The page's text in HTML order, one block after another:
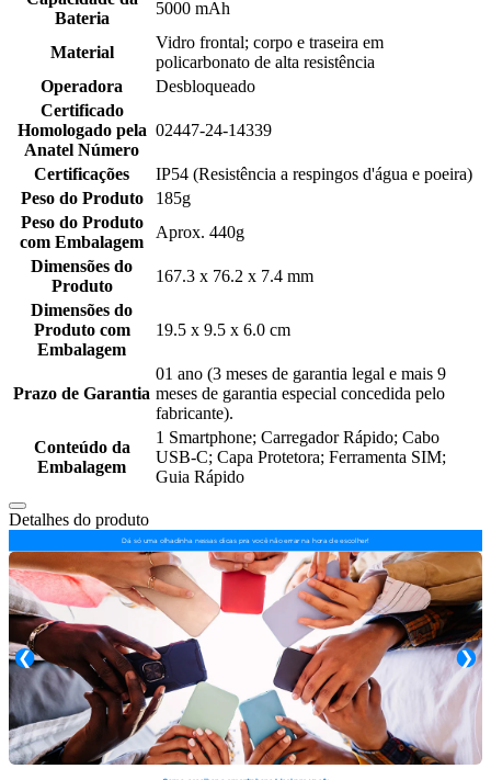
Bateria
5000 mAh
Material
Vidro frontal; corpo e traseira em
policarbonato de alta resistência
Operadora
Desbloqueado
Certificado
Homologado pela
Anatel Número
02447-24-14339
Certificações
IP54 (Resistência a respingos d'água e poeira)
Peso do Produto
185g
Peso do Produto
com Embalagem
Aprox. 440g
Dimensões do
Produto
167.3 x 76.2 x 7.4 mm
Dimensões do
Produto com
Embalagem
19.5 x 9.5 x 6.0 cm
Prazo de Garantia
01 ano (3 meses de garantia legal e mais 9
meses de garantia especial concedida pelo
fabricante).
Conteúdo da
Embalagem
1 Smartphone; Carregador Rápido; Cabo
USB-C; Capa Protetora; Ferramenta SIM;
Guia Rápido
Detalhes do produto